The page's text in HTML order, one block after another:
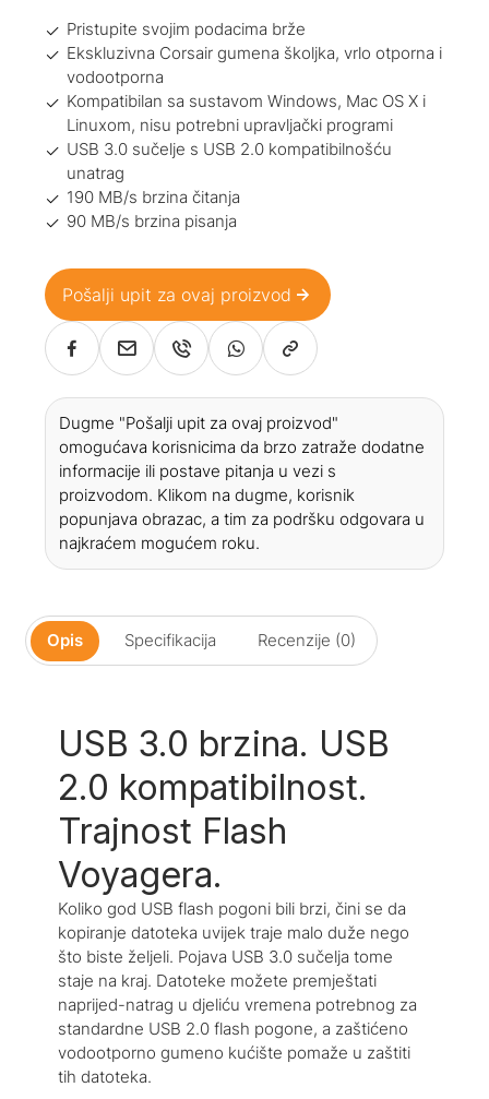
Pristupite svojim podacima brže
Ekskluzivna Corsair gumena školjka, vrlo otporna i
vodootporna
Kompatibilan sa sustavom Windows, Mac OS X i
Linuxom, nisu potrebni upravljački programi
USB 3.0 sučelje s USB 2.0 kompatibilnošću
unatrag
190 MB/s brzina čitanja
90 MB/s brzina pisanja
Pošalji upit za ovaj proizvod
Dugme "Pošalji upit za ovaj proizvod"
omogućava korisnicima da brzo zatraže dodatne
informacije ili postave pitanja u vezi s
proizvodom. Klikom na dugme, korisnik
popunjava obrazac, a tim za podršku odgovara u
najkraćem mogućem roku.
Opis Specifikacija Recenzije (0)
USB 3.0 brzina. USB
2.0 kompatibilnost.
Trajnost Flash
Voyagera.
Koliko god USB flash pogoni bili brzi, čini se da
kopiranje datoteka uvijek traje malo duže nego
što biste željeli. Pojava USB 3.0 sučelja tome
staje na kraj. Datoteke možete premještati
naprijed-natrag u djeliću vremena potrebnog za
standardne USB 2.0 flash pogone, a zaštićeno
vodootporno gumeno kućište pomaže u zaštiti
tih datoteka.